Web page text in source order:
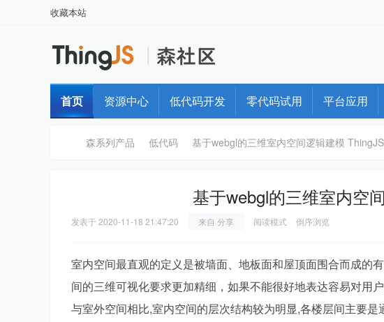
收藏本站
首页 资源中心 低代码开发 零代码试用 平台应用
森系列产品 低代码 基于webgl的三维室内空间逻辑建模 ThingJS
基于webgl的三维室内空
发表于2020-11-18 21:47:20 来自 分享 阅读模式 倒序浏览
室内空间最直观的定义是被墙面、地板面和屋顶面围合而成的
间的三维可视化要求更加精细，如果不能很好地表达容易对用户
与室外空间相比,室内空间的层次结构较为明显,各楼层间主要